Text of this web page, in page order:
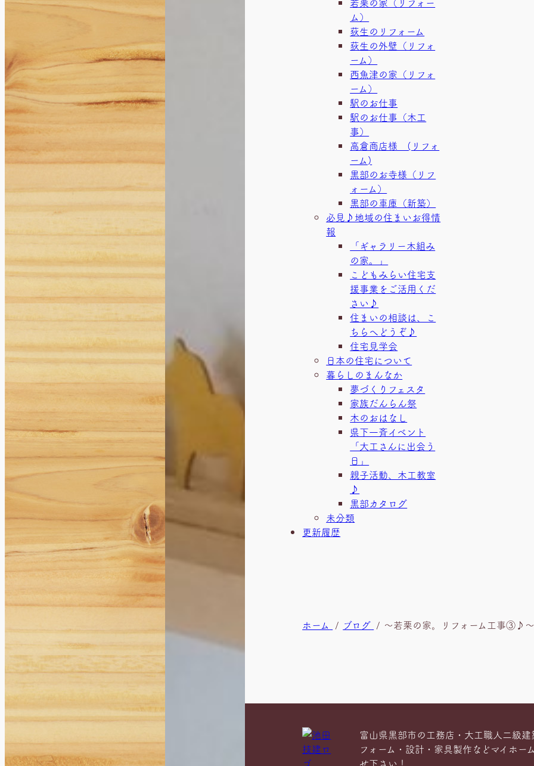
工事。（リ
フォーム）
家。（ＬＤ
Ｋリフォー
ム）
宇奈月の家
（新築）
屋根改修工
文化町の家
ム）
築）
（新築）
河鹿様（リ
生地の車庫
（新築）
工事（リフ
ォーム）
（新築）
美容室Bells
様 （店舗
若栗の家
（リフォー
ム）
荻生のリフ
荻生の外壁
（リフォー
西魚津の家
（リフォー
ム）
駅のお仕事
様 (リフォ
ーム)
黒部のお寺
ーム）
黒部の車庫
（新築）
ム）
荻生のリフォーム
荻生の外壁（リフォ
ーム）
西魚津の家（リフォ
ーム）
駅のお仕事
駅のお仕事（木工
事）
高倉商店様 (リフォ
ーム)
黒部のお寺様（リフ
ォーム）
黒部の車庫（新築）
必見♪地域の住まいお得情
報
「ギャラリー木組み
の家。」
こどもみらい住宅支
援事業をご活用くだ
さい♪
住まいの相談は、こ
ちらへどうぞ♪
住宅見学会
日本の住宅について
暮らしのまんなか
夢づくりフェスタ
家族だんらん祭
木のおはなし
県下一斉イベント
「大工さんに出会う
日」
親子活動、木工教室
♪
黒部カタログ
未分類
更新履歴
ホーム ブログ ～若栗の家。リフォーム工事③♪
富山県黒部市の工務店・大工職人二級
フォーム・設計・家具製作などマイホー
せ下さい！